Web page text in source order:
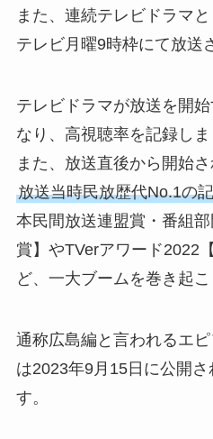
また、連続テレビドラマ
テレビ月曜9時枠にて放送
テレビドラマが放送を開
なり、高視聴率を記録しま
また、放送直後から開始
放送当時民放歴代No.1の
本民間放送連盟賞・番組
賞】やTVerアワード2022
ど、一大ブームを巻き起こ
通称広島編と言われるエ
は2023年9月15日に公開
す。